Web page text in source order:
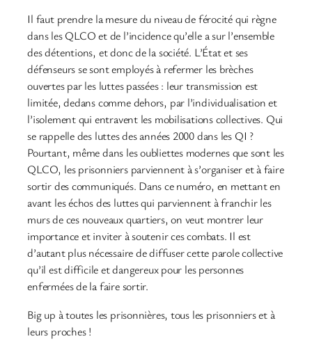
Il faut prendre la mesure du niveau de férocité qui règne
dans les QLCO et de l’incidence qu’elle a sur l’ensemble
des détentions, et donc de la société. L’État et ses
défenseurs se sont employés à refermer les brèches
ouvertes par les luttes passées : leur transmission est
limitée, dedans comme dehors, par l’individualisation et
l’isolement qui entravent les mobilisations collectives. Qui
se rappelle des luttes des années 2000 dans les QI ?
Pourtant, même dans les oubliettes modernes que sont les
QLCO, les prisonniers parviennent à s’organiser et à faire
sortir des communiqués. Dans ce numéro, en mettant en
avant les échos des luttes qui parviennent à franchir les
murs de ces nouveaux quartiers, on veut montrer leur
importance et inviter à soutenir ces combats. Il est
d’autant plus nécessaire de diffuser cette parole collective
qu’il est difficile et dangereux pour les personnes
enfermées de la faire sortir.
Big up à toutes les prisonnières, tous les prisonniers et à
leurs proches !